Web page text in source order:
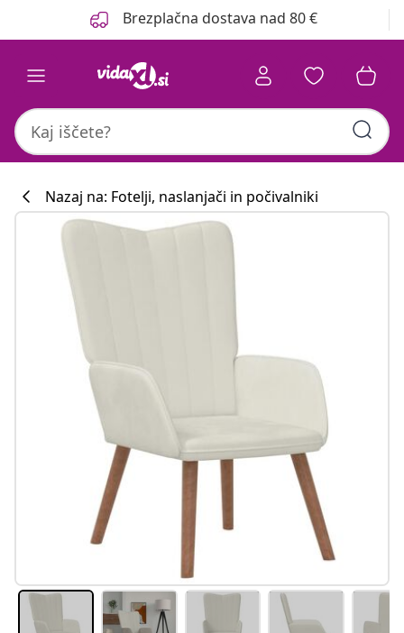
Brezplačna dostava nad 80 €
Nazaj na: Fotelji, naslanjači in počivalniki